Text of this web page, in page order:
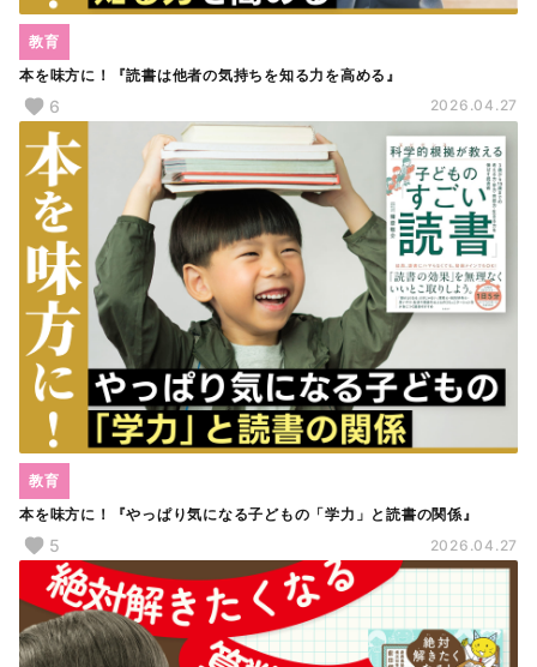
本を味方に！『読書は他者の気持ちを知る力を高める』
教育
6 2026.04.27
本を味方に！『やっぱり気になる子どもの「学力」と読書の関係』
教育
5 2026.04.27